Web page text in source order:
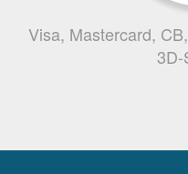
Visa, Mastercard,
3D-